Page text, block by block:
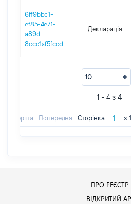
6ff9bbc1-
ef85-4e71-
a89d-
8ccc1af5fccd
Декларація
1 - 4 з 4
Перша Попередня Сторінка з 1
ПРО РЕЄСТР
ВІДКРИТИЙ АРІ